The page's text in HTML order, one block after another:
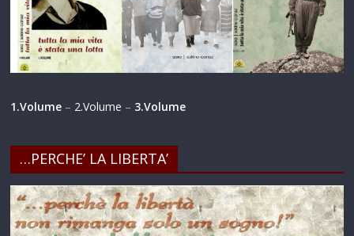
1.Volume – 2.Volume – 3.Volume
…PERCHE’ LA LIBERTA’